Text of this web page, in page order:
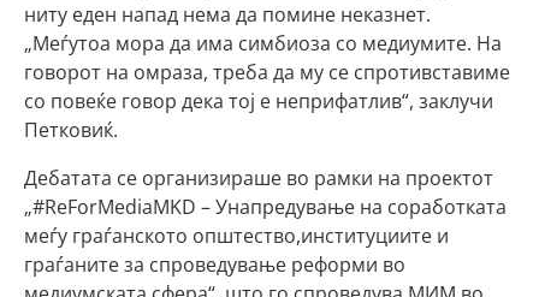
ниту еден напад нема да помине неказнет.
„Меѓутоа мора да има симбиоза со медиумите. На
говорот на омраза, треба да му се спротивставиме
со повеќе говор дека тој е неприфатлив“, заклучи
Петковиќ.
Дебатата се организираше во рамки на проектот
„#ReForMediaMKD – Унапредување на соработката
меѓу граѓанското општество,институциите и
граѓаните за спроведување реформи во